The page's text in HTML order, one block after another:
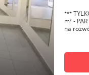
***
m² -
na